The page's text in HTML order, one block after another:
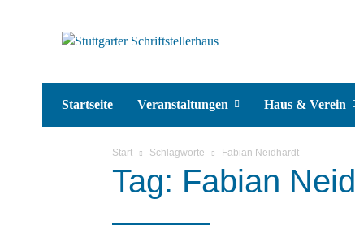
Startseite Veranstaltungen Haus & Verein
Start Schlagworte Fabian Neidhardt
Tag: Fabian